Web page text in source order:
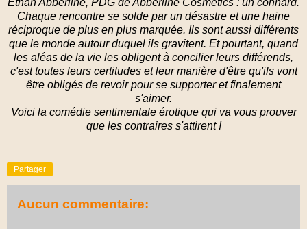
Ethan Abberline, PDG de Abberline Cosmetics : un connard.
Chaque rencontre se solde par un désastre et une haine
réciproque de plus en plus marquée. Ils sont aussi différents
que le monde autour duquel ils gravitent. Et pourtant, quand
les aléas de la vie les obligent à concilier leurs différends,
c'est toutes leurs certitudes et leur manière d'être qu'ils vont
être obligés de revoir pour se supporter et finalement
s'aimer.
Voici la comédie sentimentale érotique qui va vous prouver
que les contraires s'attirent !
Partager
Aucun commentaire: